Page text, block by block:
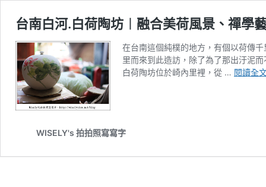
台南白河.白荷陶坊︱融合美荷風景、禪學
在台南這個純樸的地方，有個以荷傳
里而來到此造訪，除了為了那出汙泥
白荷陶坊位於崎內里裡，從 … 閱讀全
WISELY's 拍拍照寫寫字